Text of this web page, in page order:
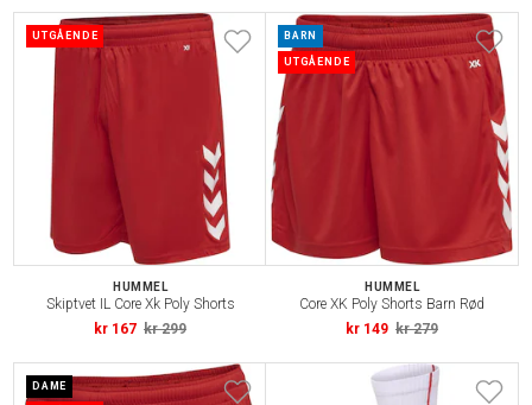
UTGÅENDE
HUMMEL
Skiptvet IL Core Xk Poly Shorts
kr 167 kr 299
BARN
UTGÅENDE
HUMMEL
Core XK Poly Shorts Barn Rød
kr 149 kr 279
DAME